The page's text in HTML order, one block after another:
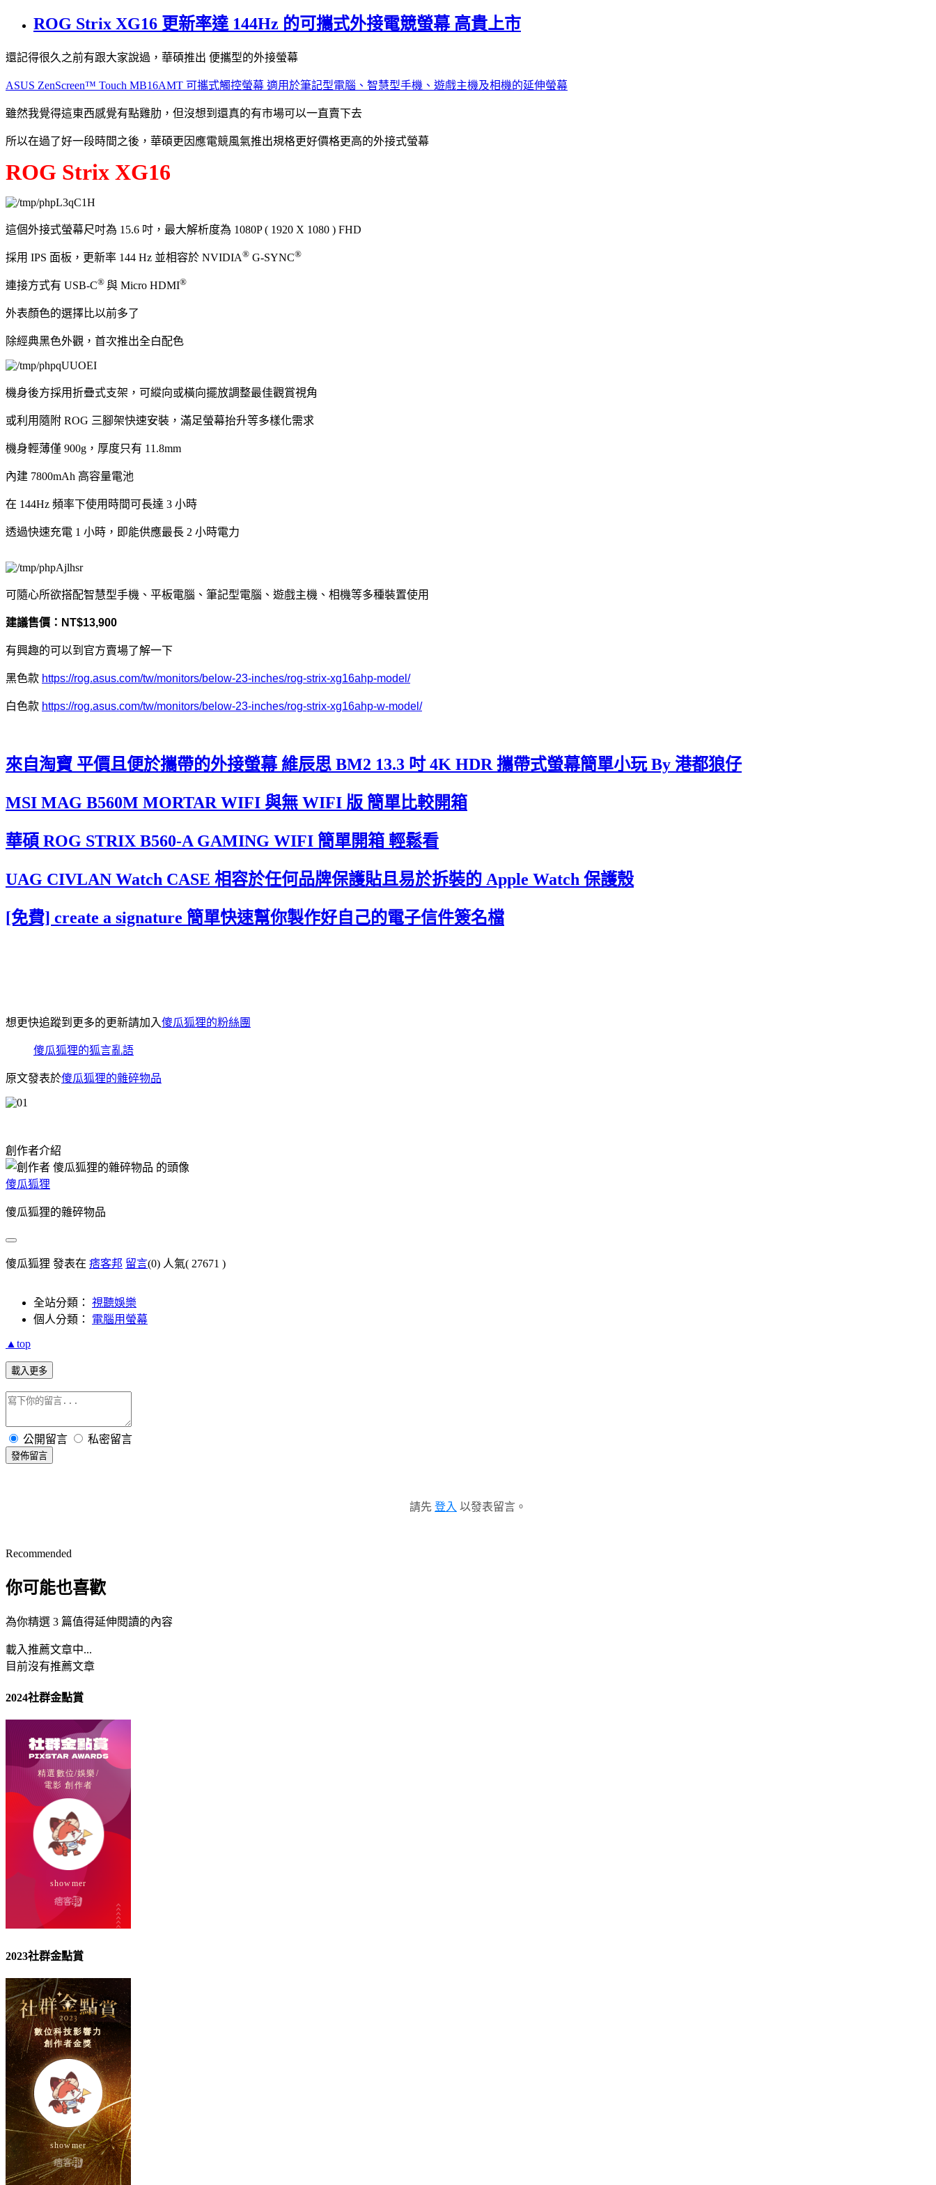
ROG Strix XG16 更新率達 144Hz 的可攜式外接電競螢幕 高貴上市
還記得很久之前有跟大家說過，華碩推出 便攜型的外接螢幕
ASUS ZenScreen™ Touch MB16AMT 可攜式觸控螢幕 適用於筆記型電腦、智慧型手機、遊戲主機及相機的延伸螢幕
雖然我覺得這東西感覺有點雞肋，但沒想到還真的有市場可以一直賣下去
所以在過了好一段時間之後，華碩更因應電競風氣推出規格更好價格更高的外接式螢幕
ROG Strix XG16
這個外接式螢幕尺吋為 15.6 吋，最大解析度為 1080P ( 1920 X 1080 ) FHD
採用 IPS 面板，更新率 144 Hz 並相容於 NVIDIA® G-SYNC®
連接方式有 USB-C® 與 Micro HDMI®
外表顏色的選擇比以前多了
除經典黑色外觀，首次推出全白配色
機身後方採用折疊式支架，可縱向或橫向擺放調整最佳觀賞視角
或利用隨附 ROG 三腳架快速安裝，滿足螢幕抬升等多樣化需求
機身輕薄僅 900g，厚度只有 11.8mm
內建 7800mAh 高容量電池
在 144Hz 頻率下使用時間可長達 3 小時
透過快速充電 1 小時，即能供應最長 2 小時電力
可隨心所欲搭配智慧型手機、平板電腦、筆記型電腦、遊戲主機、相機等多種裝置使用
建議售價：NT$13,900
有興趣的可以到官方賣場了解一下
黑色款 https://rog.asus.com/tw/monitors/below-23-inches/rog-strix-xg16ahp-model/
白色款 https://rog.asus.com/tw/monitors/below-23-inches/rog-strix-xg16ahp-w-model/
來自淘寶 平價且便於攜帶的外接螢幕 維辰思 BM2 13.3 吋 4K HDR 攜帶式螢幕簡單小玩 By 港都狼仔
MSI MAG B560M MORTAR WIFI 與無 WIFI 版 簡單比較開箱
華碩 ROG STRIX B560-A GAMING WIFI 簡單開箱 輕鬆看
UAG CIVLAN Watch CASE 相容於任何品牌保護貼且易於拆裝的 Apple Watch 保護殼
[免費] create a signature 簡單快速幫你製作好自己的電子信件簽名檔
想更快追蹤到更多的更新請加入傻瓜狐狸的粉絲團
傻瓜狐狸的狐言亂語
原文發表於傻瓜狐狸的雜碎物品
創作者介紹
傻瓜狐狸
傻瓜狐狸的雜碎物品
傻瓜狐狸 發表在 痞客邦 留言(0) 人氣( 27671 )
全站分類： 視聽娛樂
個人分類： 電腦用螢幕
▲top
載入更多
公開留言 私密留言
發佈留言
請先 登入 以發表留言。
Recommended
你可能也喜歡
為你精選 3 篇值得延伸閱讀的內容
載入推薦文章中...
目前沒有推薦文章
2024社群金點賞
2023社群金點賞